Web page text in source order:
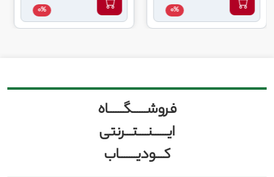
فروشــــــگــــــاه
ایــــــنــــتـــرنتی
کـــودیـــــــاب